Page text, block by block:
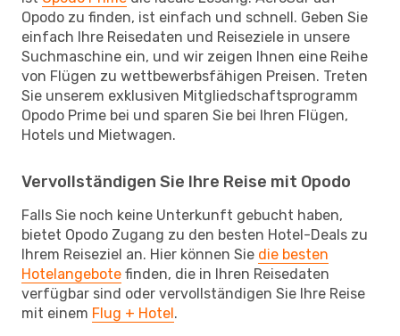
Opodo zu finden, ist einfach und schnell. Geben Sie
einfach Ihre Reisedaten und Reiseziele in unsere
Suchmaschine ein, und wir zeigen Ihnen eine Reihe
von Flügen zu wettbewerbsfähigen Preisen. Treten
Sie unserem exklusiven Mitgliedschaftsprogramm
Opodo Prime bei und sparen Sie bei Ihren Flügen,
Hotels und Mietwagen.
Vervollständigen Sie Ihre Reise mit Opodo
Falls Sie noch keine Unterkunft gebucht haben,
bietet Opodo Zugang zu den besten Hotel-Deals zu
Ihrem Reiseziel an. Hier können Sie die besten
Hotelangebote finden, die in Ihren Reisedaten
verfügbar sind oder vervollständigen Sie Ihre Reise
mit einem Flug + Hotel.